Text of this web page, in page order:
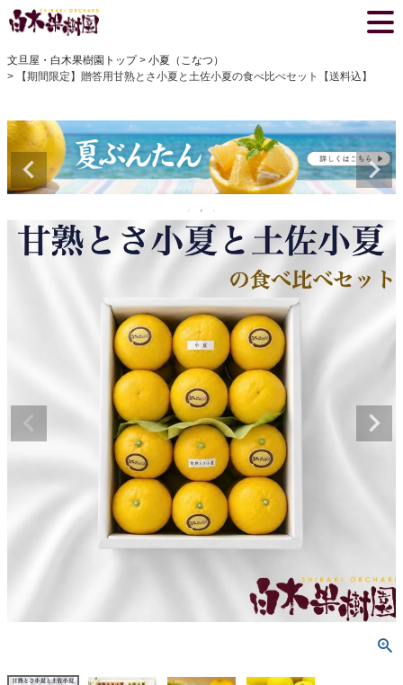
文旦屋・白木果樹園トップ
小夏（こなつ）
【期間限定】贈答用甘熟とさ小夏と土佐小夏の食べ比べセット【送料込】